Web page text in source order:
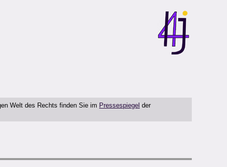
Welt des Rechts finden Sie im Pressespiegel der